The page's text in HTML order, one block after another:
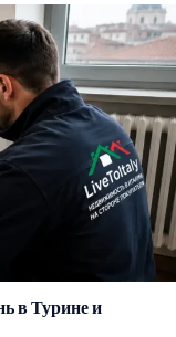
в Турине и